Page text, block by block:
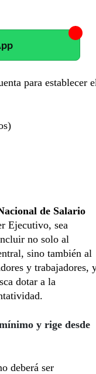
para establecer
de Salario
Ejecutivo, sea
no solo al
sino también al
y trabajadores,
dotar a la
y rige desde
deberá ser